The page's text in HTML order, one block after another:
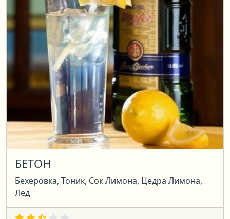
БЕТОН
Бехеровка, Тоник, Сок Лимона, Цедра Лимона,
Лед